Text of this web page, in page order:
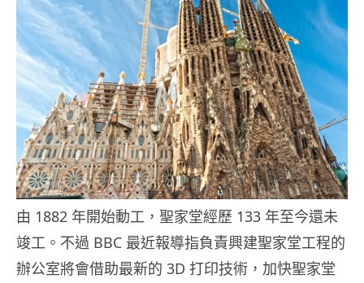
由 1882 年開始動工，聖家堂經歷 133 年至今還未
竣工。不過 BBC 最近報導指負責興建聖家堂工程的
辦公室將會借助最新的 3D 打印技術，加快聖家堂